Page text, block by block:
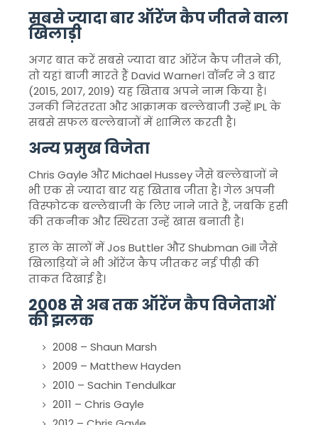
सबसे ज्यादा बार ऑरेंज कैप जीतने वाला
खिलाड़ी
अगर बात करें सबसे ज्यादा बार ऑरेंज कैप जीतने की,
तो यहां बाजी मारते हैंDavid Warner। वॉर्नर ने 3 बार
(2015, 2017, 2019) यह खिताब अपने नाम किया है।
उनकी निरंतरता और आक्रामक बल्लेबाजी उन्हें IPL के
सबसे सफल बल्लेबाजों में शामिल करती है।
अन्य प्रमुख विजेता
Chris Gayle औरMichael Husseyजैसे बल्लेबाजों ने
भी एक से ज्यादा बार यह खिताब जीता है। गेल अपनी
विस्फोटक बल्लेबाजी के लिए जाने जाते हैं, जबकि हसी
की तकनीक और स्थिरता उन्हें खास बनाती है।
हाल के सालों मेंJos Buttler औरShubman Gill जैसे
खिलाड़ियों ने भी ऑरेंज कैप जीतकर नई पीढ़ी की
ताकत दिखाई है।
2008 से अब तक ऑरेंज कैप विजेताओं
की झलक
2008 – Shaun Marsh
2009 – Matthew Hayden
2010 – Sachin Tendulkar
2011 – Chris Gayle